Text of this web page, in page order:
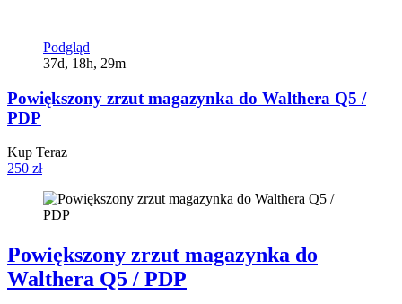
Podgląd
37d, 18h, 29m
Powiększony zrzut magazynka do Walthera Q5 /
PDP
Kup Teraz
250 zł
Powiększony zrzut magazynka do
Walthera Q5 / PDP